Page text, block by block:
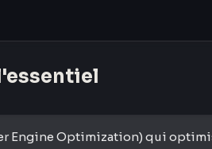
Engine Optimization) qui